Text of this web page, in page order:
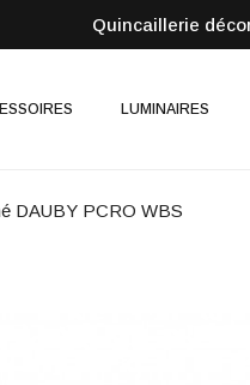
Quincaillerie
LUMINAIRES
DAUBY PCRO WBS